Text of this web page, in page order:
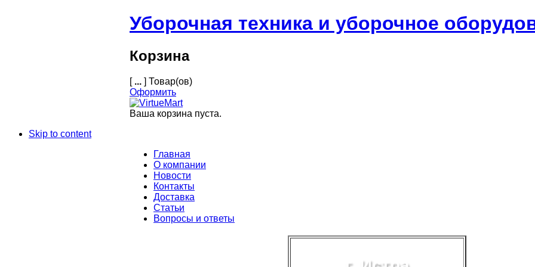
Уборочная техника и уборочное
Корзина
[ ... ] Товар(ов)
Оформить
Ваша корзина пуста.
Skip to content
Главная
О компании
Новости
Контакты
Доставка
Статьи
Вопросы и ответы